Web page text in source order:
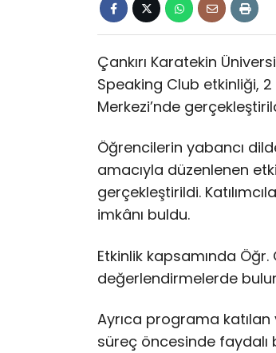
Çankırı Karatekin
Speaking Club etkinliği,
Merkezi’nde
Öğrencilerin yabancı
amacıyla düzenlenen
gerçekleştirildi.
imkânı buldu.
Etkinlik kapsamında Öğr.
değerlendirmelerde
Ayrıca programa
süreç öncesinde faydalı